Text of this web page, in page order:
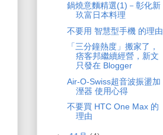
鍋燒意麵精選(1)－彰化新
玖富日本料理
不要用 智慧型手機 的理由
「三分鐘熱度」搬家了，
痞客邦繼續經營，新文
只發在 Blogger
Air-O-Swiss超音波振盪加
溼器 使用心得
不要買 HTC One Max 的
理由